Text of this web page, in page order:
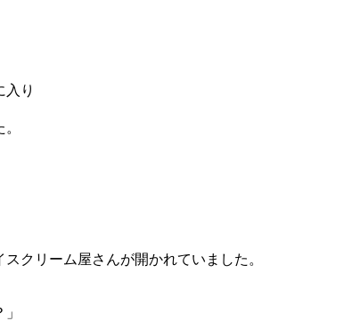
り
クリーム屋さんが開かれていました。